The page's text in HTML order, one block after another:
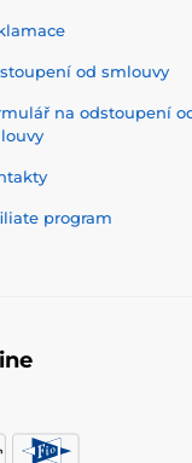
od smlouvy
na odstoupení
program